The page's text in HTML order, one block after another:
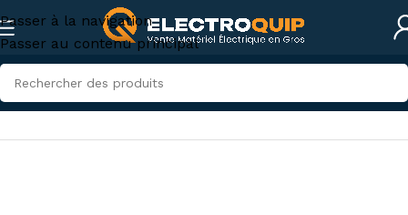
Passer à la navigation
Passer au contenu principal
Accueil/Électricité industrielle/Appareillage industriel